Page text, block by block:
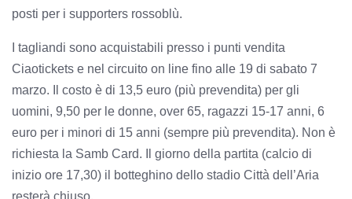
posti per i supporters rossoblù.
I tagliandi sono acquistabili presso i punti vendita
Ciaotickets e nel circuito on line fino alle 19 di sabato 7
marzo. Il costo è di 13,5 euro (più prevendita) per gli
uomini, 9,50 per le donne, over 65, ragazzi 15-17 anni, 6
euro per i minori di 15 anni (sempre più prevendita). Non è
richiesta la Samb Card. Il giorno della partita (calcio di
inizio ore 17,30) il botteghino dello stadio Città dell’Aria
resterà chiuso.